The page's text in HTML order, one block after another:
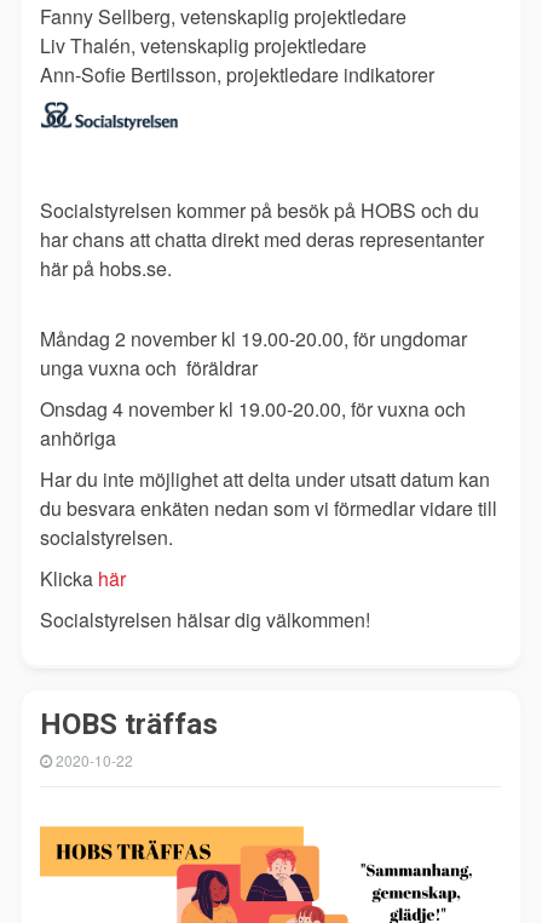
Fanny Sellberg, vetenskaplig projektledare
Liv Thalén, vetenskaplig projektledare
Ann-Sofie Bertilsson, projektledare indikatorer
Socialstyrelsen kommer på besök på HOBS och du
har chans att chatta direkt med deras representanter
här på hobs.se.
Måndag 2 november kl 19.00-20.00, för ungdomar
unga vuxna och föräldrar
Onsdag 4 november kl 19.00-20.00, för vuxna och
anhöriga
Har du inte möjlighet att delta under utsatt datum kan
du besvara enkäten nedan som vi förmedlar vidare till
socialstyrelsen.
Klicka här
Socialstyrelsen hälsar dig välkommen!
HOBS träffas
2020-10-22